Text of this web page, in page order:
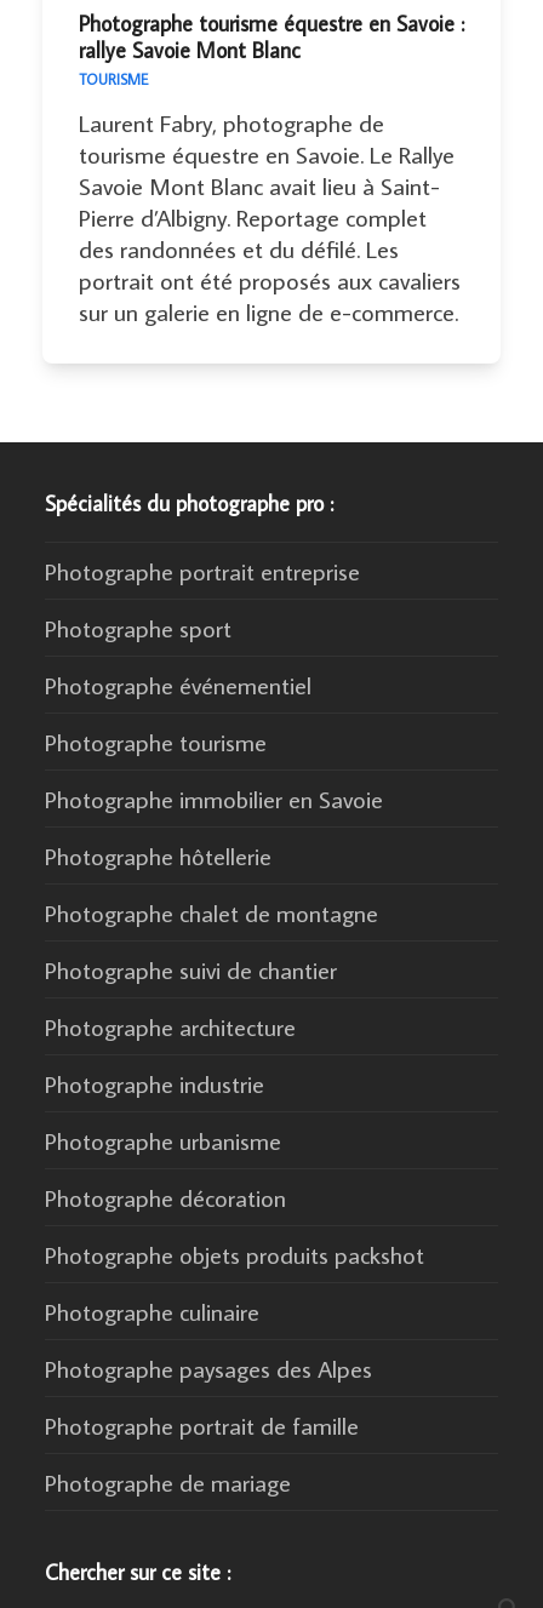
Photographe tourisme équestre en Savoie :
rallye Savoie Mont Blanc
TOURISME
Laurent Fabry, photographe de
tourisme équestre en Savoie. Le Rallye
Savoie Mont Blanc avait lieu à Saint-
Pierre d’Albigny. Reportage complet
des randonnées et du défilé. Les
portrait ont été proposés aux cavaliers
sur un galerie en ligne de e-commerce.
Spécialités du photographe pro :
Photographe portrait entreprise
Photographe sport
Photographe événementiel
Photographe tourisme
Photographe immobilier en Savoie
Photographe hôtellerie
Photographe chalet de montagne
Photographe suivi de chantier
Photographe architecture
Photographe industrie
Photographe urbanisme
Photographe décoration
Photographe objets produits packshot
Photographe culinaire
Photographe paysages des Alpes
Photographe portrait de famille
Photographe de mariage
Chercher sur ce site :